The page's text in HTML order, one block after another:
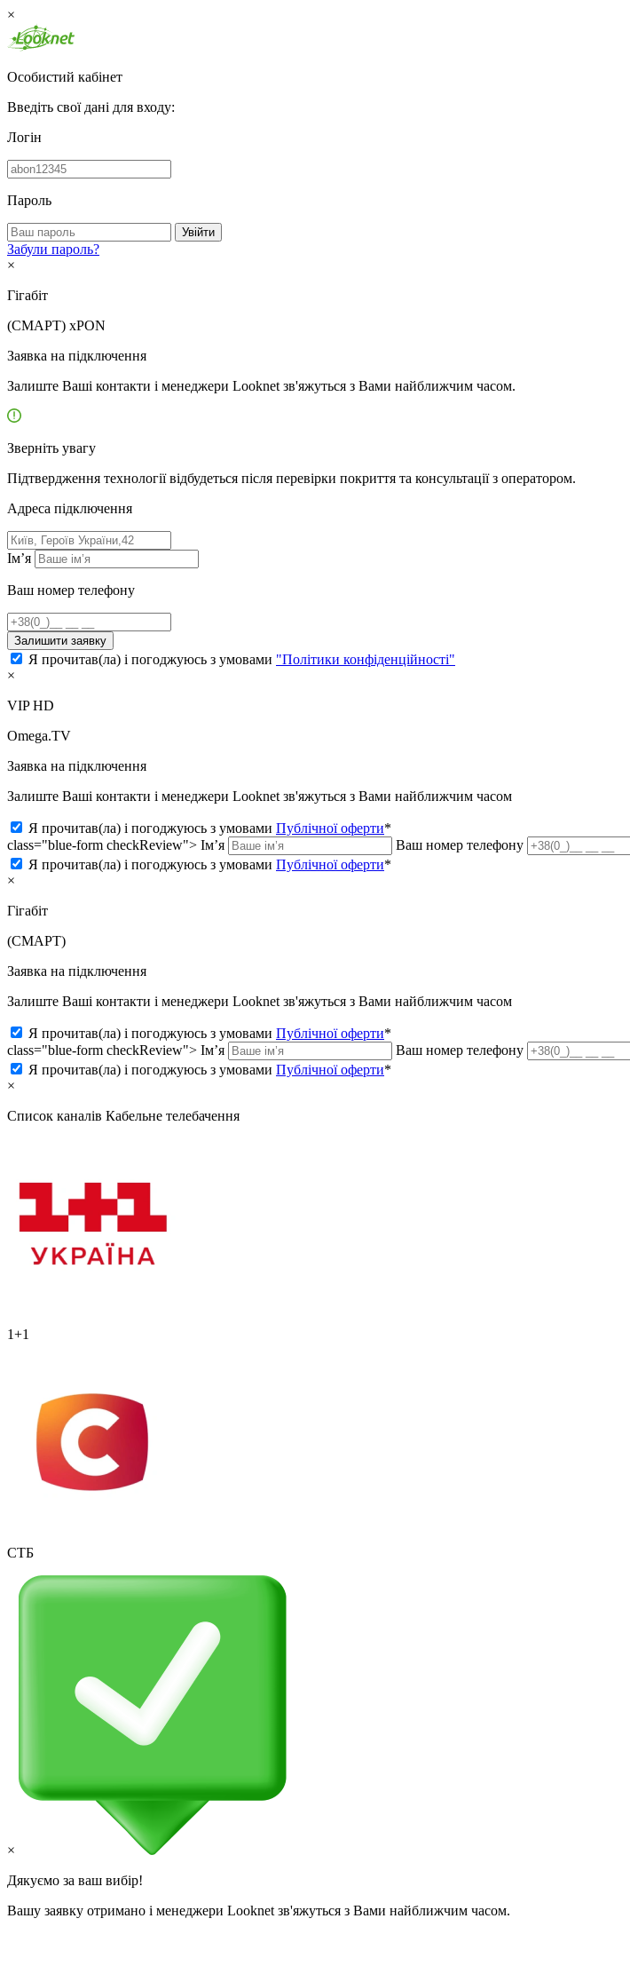
×
Особистий кабінет
Введіть свої дані для входу:
Логін
Пароль
Увійти
Забули пароль?
×
Гігабіт
(СМАРТ) xPON
Заявка на підключення
Залиште Ваші контакти і менеджери Looknet зв'яжуться з Вами найближчим часом.
Зверніть увагу
Підтвердження технології відбудеться після перевірки покриття та консультації з оператором.
Адресa підключення
Ім’я
Ваш номер телефону
Залишити заявку
Я прочитав(ла) і погоджуюсь з умовами "Політики конфіденційності"
×
VIP HD
Omega.TV
Заявка на підключення
Залиште Ваші контакти і менеджери Looknet зв'яжуться з Вами найближчим часом
Я прочитав(ла) і погоджуюсь з умовами Публічної оферти*
class="blue-form checkReview"> Ім’я Ваш номер телефону
Я прочитав(ла) і погоджуюсь з умовами Публічної оферти*
×
Гігабіт
(СМАРТ)
Заявка на підключення
Залиште Ваші контакти і менеджери Looknet зв'яжуться з Вами найближчим часом
Я прочитав(ла) і погоджуюсь з умовами Публічної оферти*
class="blue-form checkReview"> Ім’я Ваш номер телефону
Я прочитав(ла) і погоджуюсь з умовами Публічної оферти*
×
Список каналів Кабельне телебачення
1+1
СТБ
×
Дякуємо за ваш вибір!
Вашу заявку отримано і менеджери Looknet зв'яжуться з Вами найближчим часом.